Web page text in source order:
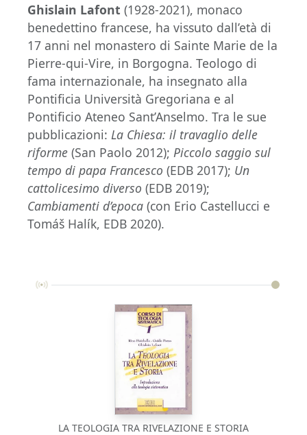
Ghislain Lafont (1928-2021), monaco
benedettino francese, ha vissuto dall’età di
17 anni nel monastero di Sainte Marie de la
Pierre-qui-Vire, in Borgogna. Teologo di
fama internazionale, ha insegnato alla
Pontificia Università Gregoriana e al
Pontificio Ateneo Sant’Anselmo. Tra le sue
pubblicazioni: La Chiesa: il travaglio delle
riforme (San Paolo 2012); Piccolo saggio sul
tempo di papa Francesco (EDB 2017); Un
cattolicesimo diverso (EDB 2019);
Cambiamenti d’epoca (con Erio Castellucci e
Tomáš Halík, EDB 2020).
LA TEOLOGIA TRA RIVELAZIONE E STORIA